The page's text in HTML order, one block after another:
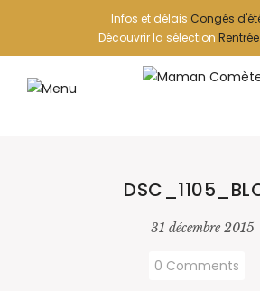
Infos et délais Congés
Découvrir la sélection
31 décembre 2015
0 Comments